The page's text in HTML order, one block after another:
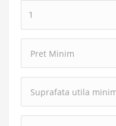
camere:
1
Minim:
utila
minima: